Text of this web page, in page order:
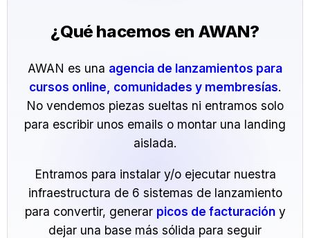
¿Qué hacemos en AWAN?
AWAN es una agencia de lanzamientos para
cursos online, comunidades y membresías.
No vendemos piezas sueltas ni entramos solo
para escribir unos emails o montar una landing
aislada.
Entramos para instalar y/o ejecutar nuestra
infraestructura de 6 sistemas de lanzamiento
para convertir, generar picos de facturacióny
dejar una base más sólida para seguir